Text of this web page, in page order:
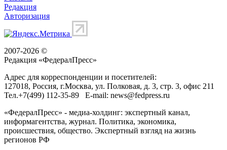
Редакция
Авторизация
2007-2026 ©
Редакция «ФедералПресс»
Адрес для корреспонденции и посетителей:
127018, Россия, г.Москва, ул. Полковая, д. 3, стр. 3, офис 211
Тел.+7(499) 112-35-89 E-mail: news@fedpress.ru
«ФедералПресс» - медиа-холдинг: экспертный канал,
информагентства, журнал. Политика, экономика,
происшествия, общество. Экспертный взгляд на жизнь
регионов РФ